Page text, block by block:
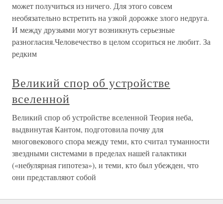
может получиться из ничего. Для этого совсем
необязательно встретить на узкой дорожке злого недруга.
И между друзьями могут возникнуть серьезные
разногласия.Человечество в целом ссориться не любит. За
редким
Великий спор об устройстве
вселенной
Великий спор об устройстве вселенной Теория неба,
выдвинутая Кантом, подготовила почву для
многовекового спора между теми, кто считал туманности
звездными системами в пределах нашей галактики
(«небулярная гипотеза»), и теми, кто был убежден, что
они представляют собой